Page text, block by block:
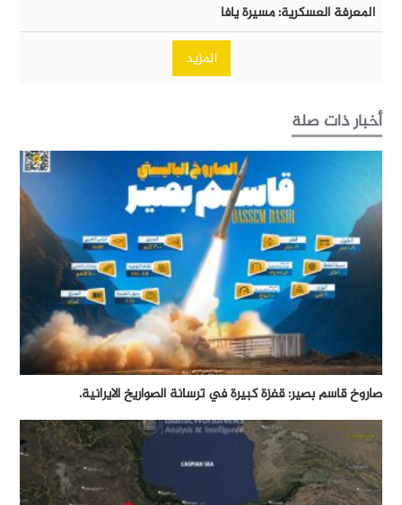
المعرفة العسكرية: مسيرة يافا
المزيد
أخبار ذات صلة
صاروخ قاسم بصير: قفزة كبيرة في ترسانة الصواريخ الايرانية.